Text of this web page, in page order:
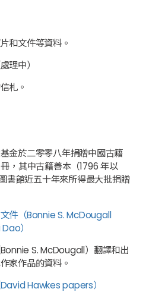
和文件等資料。
理中）
札。
金於二零零八年捐贈中國古籍
，其中古籍善本（1796 年以
書館近五十年來所得最大批捐贈
件（Bonnie S. McDougall
）
S. McDougall）翻譯和出
家作品的資料。
Hawkes papers）